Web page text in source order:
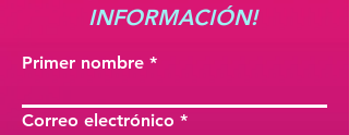
INFORMACIÓN!
Primer nombre
Correo electrónico